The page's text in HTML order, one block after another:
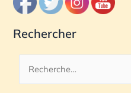
Rechercher